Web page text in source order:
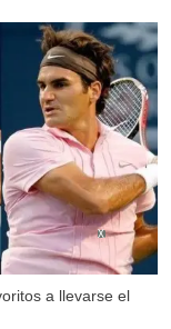
a llevarse el
X